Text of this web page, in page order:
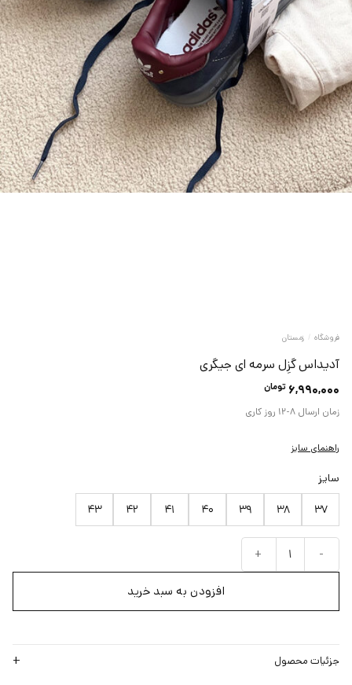
فروشگاه / زمستان
آدیداس گزِل سرمه ای جیگری
6,990,000تومان
زمان ارسال ۸-۱۲ روز کاری
راهنمای سایز
سایز
37
38
39
40
41
42
43
آدیداس گزِل سرمه ای جیگری عدد
افزودن به سبد خرید
جزئیات محصول